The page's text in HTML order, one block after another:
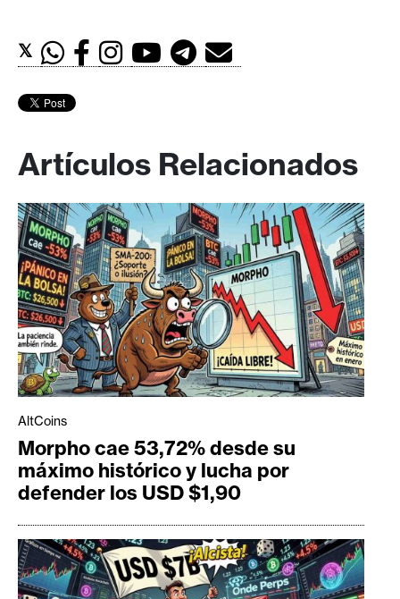
𝕏
Artículos Relacionados
AltCoins
Morpho cae 53,72% desde su
máximo histórico y lucha por
defender los USD $1,90